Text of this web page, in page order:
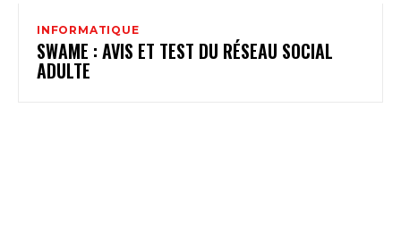
INFORMATIQUE
SWAME : AVIS ET TEST DU RÉSEAU SOCIAL
ADULTE